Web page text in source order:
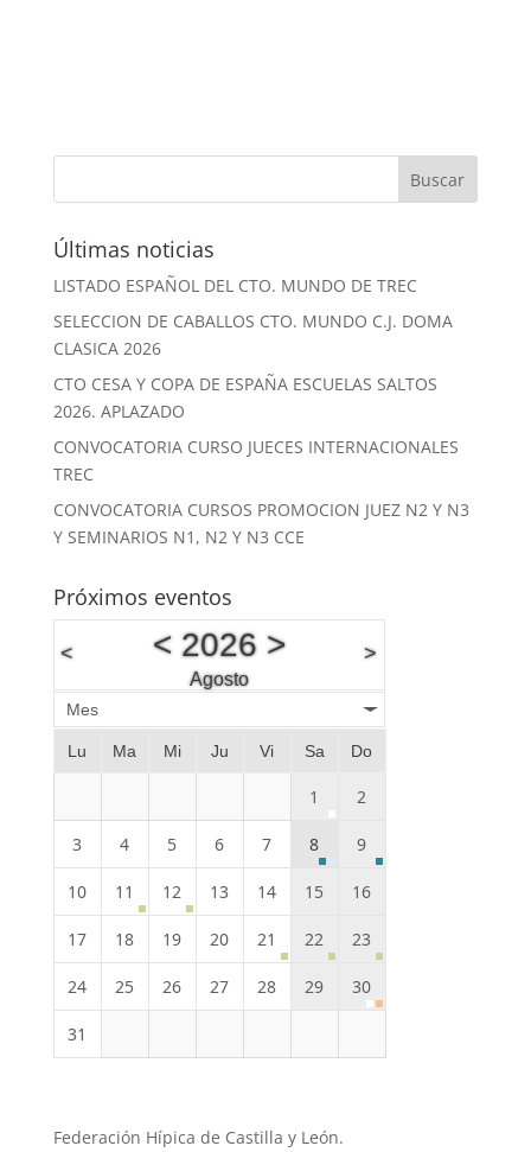
Últimas noticias
LISTADO ESPAÑOL DEL CTO. MUNDO DE TREC
SELECCION DE CABALLOS CTO. MUNDO C.J. DOMA
CLASICA 2026
CTO CESA Y COPA DE ESPAÑA ESCUELAS SALTOS
2026. APLAZADO
CONVOCATORIA CURSO JUECES INTERNACIONALES
TREC
CONVOCATORIA CURSOS PROMOCION JUEZ N2 Y N3
Y SEMINARIOS N1, N2 Y N3 CCE
Próximos eventos
< < 2026>
Agosto
>
Mes
Lu Ma Mi Ju Vi Sa Do
1 2
3 4 5 6 7 8 9
10 11 12 13 14 15 16
17 18 19 20 21 22 23
24 25 26 27 28 29 30
31
Federación Hípica de Castilla y León.